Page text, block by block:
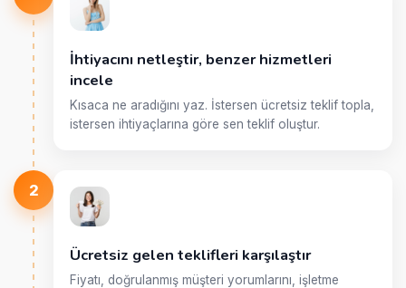
İhtiyacını netleştir, benzer hizmetleri
incele
Kısaca ne aradığını yaz. İstersen ücretsiz teklif topla,
istersen ihtiyaçlarına göre sen teklif oluştur.
2
Ücretsiz gelen teklifleri karşılaştır
Fiyatı, doğrulanmış müşteri yorumlarını, işletme